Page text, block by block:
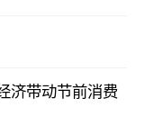
济带动节前消费